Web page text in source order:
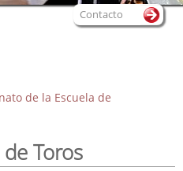
al XIV Certamen "Trofeo
de la Escuela de
de Toros
Contacto